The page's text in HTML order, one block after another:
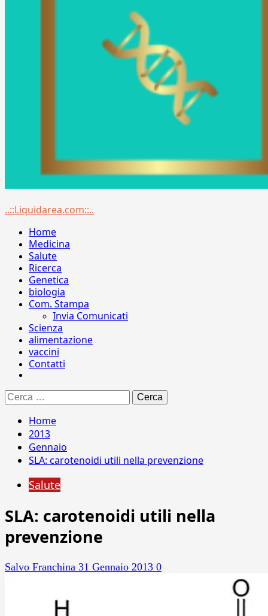
Menu
..::Liquidarea.com::..
Home
Medicina
Salute
Ricerca
Genetica
biologia
Com. Stampa
Invia Comunicati
Scienza
alimentazione
vaccini
Contatti
Ricerca
per:
Home
2013
Gennaio
SLA: carotenoidi utili nella prevenzione
Salute
SLA: carotenoidi utili nella
prevenzione
Salvo Franchina 31 Gennaio 2013 0